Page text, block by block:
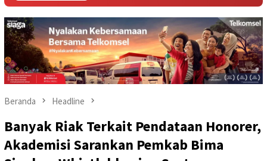
Beranda Headline
Banyak Riak Terkait Pendataan Honorer,
Akademisi Sarankan Pemkab Bima